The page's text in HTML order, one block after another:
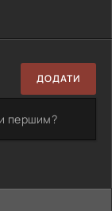
ДОДАТИ
першим?